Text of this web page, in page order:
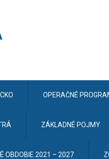
CKO OPERAČNÉ
ZÁKLADNÉ POJMY
OBDOBIE 2021 – 2027